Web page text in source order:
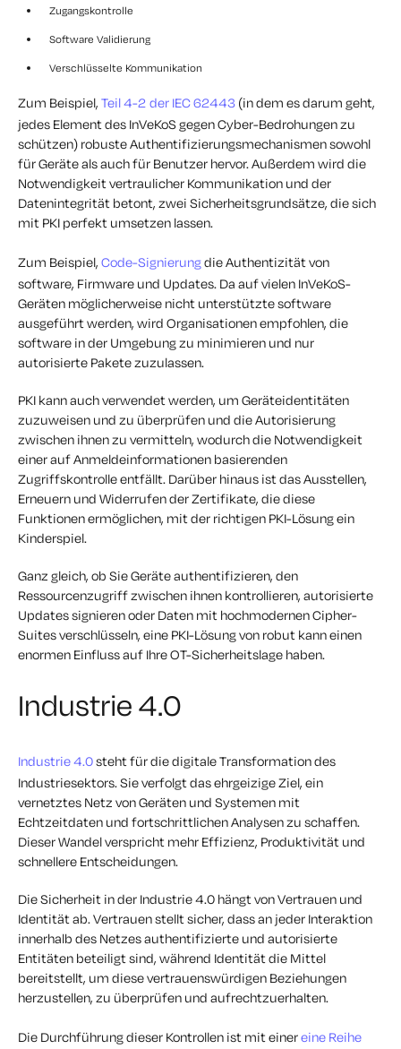
Zugangskontrolle
Software Validierung
Verschlüsselte Kommunikation
Zum Beispiel, Teil 4-2 der IEC 62443 (in dem es darum geht,
jedes Element des InVeKoS gegen Cyber-Bedrohungen zu
schützen) robuste Authentifizierungsmechanismen sowohl
für Geräte als auch für Benutzer hervor. Außerdem wird die
Notwendigkeit vertraulicher Kommunikation und der
Datenintegrität betont, zwei Sicherheitsgrundsätze, die sich
mit PKI perfekt umsetzen lassen.
Zum Beispiel, Code-Signierungdie Authentizität von
software, Firmware und Updates. Da auf vielen InVeKoS-
Geräten möglicherweise nicht unterstützte software
ausgeführt werden, wird Organisationen empfohlen, die
software in der Umgebung zu minimieren und nur
autorisierte Pakete zuzulassen.
PKI kann auch verwendet werden, um Geräteidentitäten
zuzuweisen und zu überprüfen und die Autorisierung
zwischen ihnen zu vermitteln, wodurch die Notwendigkeit
einer auf Anmeldeinformationen basierenden
Zugriffskontrolle entfällt. Darüber hinaus ist das Ausstellen,
Erneuern und Widerrufen der Zertifikate, die diese
Funktionen ermöglichen, mit der richtigen PKI-Lösung ein
Kinderspiel.
Ganz gleich, ob Sie Geräte authentifizieren, den
Ressourcenzugriff zwischen ihnen kontrollieren, autorisierte
Updates signieren oder Daten mit hochmodernen Cipher-
Suites verschlüsseln, eine PKI-Lösung von robut kann einen
enormen Einfluss auf Ihre OT-Sicherheitslage haben.
Industrie 4.0
Industrie 4.0steht für die digitale Transformation des
Industriesektors. Sie verfolgt das ehrgeizige Ziel, ein
vernetztes Netz von Geräten und Systemen mit
Echtzeitdaten und fortschrittlichen Analysen zu schaffen.
Dieser Wandel verspricht mehr Effizienz, Produktivität und
schnellere Entscheidungen.
Die Sicherheit in der Industrie 4.0 hängt von Vertrauen und
Identität ab. Vertrauen stellt sicher, dass an jeder Interaktion
innerhalb des Netzes authentifizierte und autorisierte
Entitäten beteiligt sind, während Identität die Mittel
bereitstellt, um diese vertrauenswürdigen Beziehungen
herzustellen, zu überprüfen und aufrechtzuerhalten.
Die Durchführung dieser Kontrollen ist mit einereine Reihe